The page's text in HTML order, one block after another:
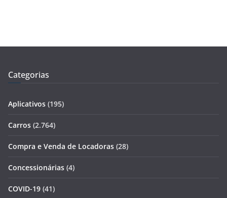
Categorias
Aplicativos (195)
Carros (2.764)
Compra e Venda de Locadoras (28)
Concessionárias (4)
COVID-19 (41)